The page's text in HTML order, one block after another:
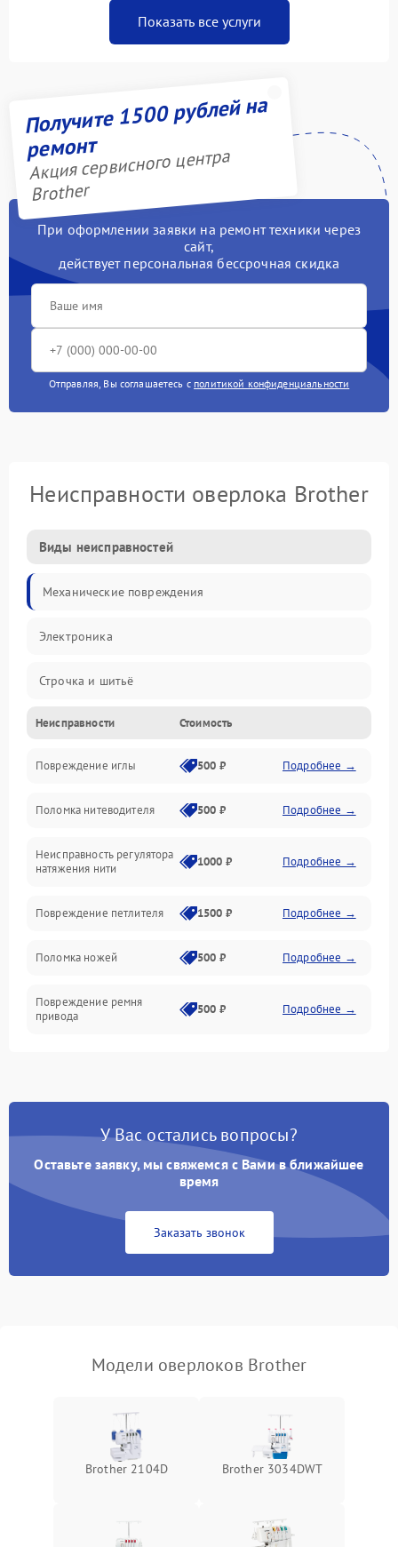
Показать все услуги
Получите 1500 рублей на
ремонт
Акция сервисного центра
Brother
При оформлении заявки на ремонт техники через
сайт,
действует персональная бессрочная скидка
Отправляя, Вы соглашаетесь с политикой конфиденциальности
Неисправности оверлока Brother
Виды неисправностей
Механические повреждения
Электроника
Строчка и шитьё
Прочие неисправности
Подача ткани
Игловодитель и механизмы
Ножи и обрезка
Шпульки, нити и заправка
Неисправности Стоимость
Повреждение иглы 500 ₽ Подробнее →
Поломка нитеводителя 500 ₽ Подробнее →
Неисправность регулятора
натяжения нити
1000 ₽ Подробнее →
Повреждение петлителя 1500 ₽ Подробнее →
Поломка ножей 500 ₽ Подробнее →
Повреждение ремня
привода
500 ₽ Подробнее →
Неисправность системы
Повреждение корпуса 1000 ₽ Подробнее →
Поломка системы защиты
500 ₽
защиты от засоров
500 ₽ Подробнее →
У Вас остались вопросы?
Оставьте заявку, мы свяжемся с Вами в ближайшее
время
Заказать звонок
Модели оверлоков Brother
Brother 2104D Brother 3034DWT